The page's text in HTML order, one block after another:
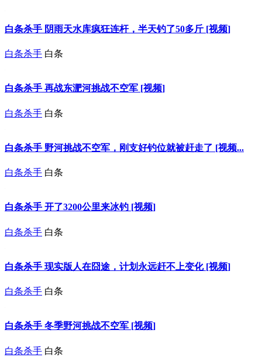
白条杀手 阴雨天水库疯狂连杆，半天钓了50多斤 [视频]
白条杀手 白条
白条杀手 再战东淝河挑战不空军 [视频]
白条杀手 白条
白条杀手 野河挑战不空军，刚支好钓位就被赶走了 [视频...
白条杀手 白条
白条杀手 开了3200公里来冰钓 [视频]
白条杀手 白条
白条杀手 现实版人在囧途，计划永远赶不上变化 [视频]
白条杀手 白条
白条杀手 冬季野河挑战不空军 [视频]
白条杀手 白条